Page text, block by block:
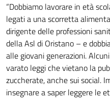
“Dobbiamo lavorare in età
legati a una scorretta
dirigente delle professioni
della Asl di Oristano – e
alle giovani generazioni.
varato leggi che vietano la
zuccherate, anche sui social.
insegnare a saper leggere le